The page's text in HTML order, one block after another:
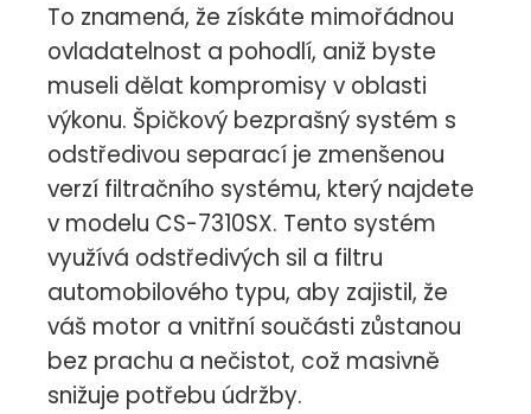
To znamená, že získáte mimořádnou
ovladatelnost a pohodlí, aniž byste
museli dělat kompromisy v oblasti
výkonu. Špičkový bezprašný systém s
odstředivou separací je zmenšenou
verzí filtračního systému, který najdete
v modelu CS-7310SX. Tento systém
využívá odstředivých sil a filtru
automobilového typu, aby zajistil, že
váš motor a vnitřní součásti zůstanou
bez prachu a nečistot, což masivně
snižuje potřebu údržby.